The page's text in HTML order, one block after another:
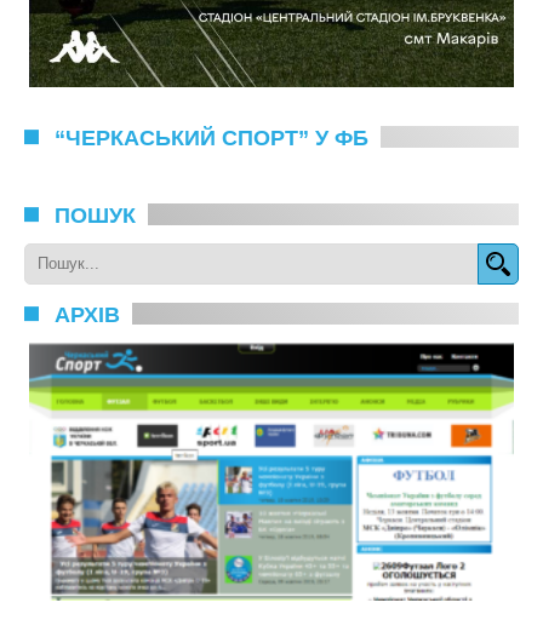
“ЧЕРКАСЬКИЙ СПОРТ” У ФБ
ПОШУК
АРХІВ